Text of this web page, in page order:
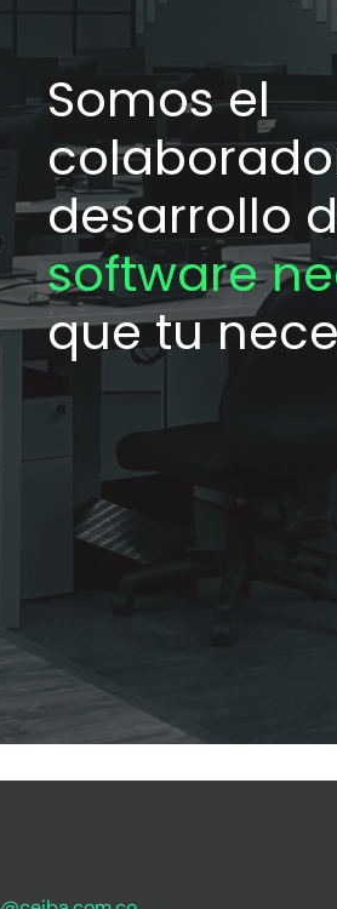
Somos el
desarrollo
software
que tu